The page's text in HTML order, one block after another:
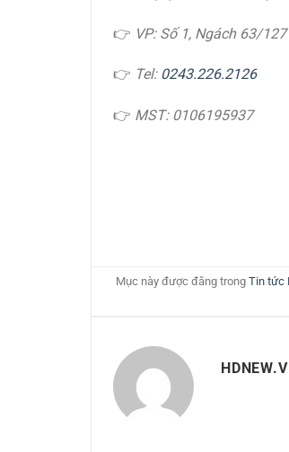
👉 VP: Số 1, Ngách 63/
👉 Tel: 0243.226.2126
👉 MST: 0106195937
Mục này được đăng trong Tin tức